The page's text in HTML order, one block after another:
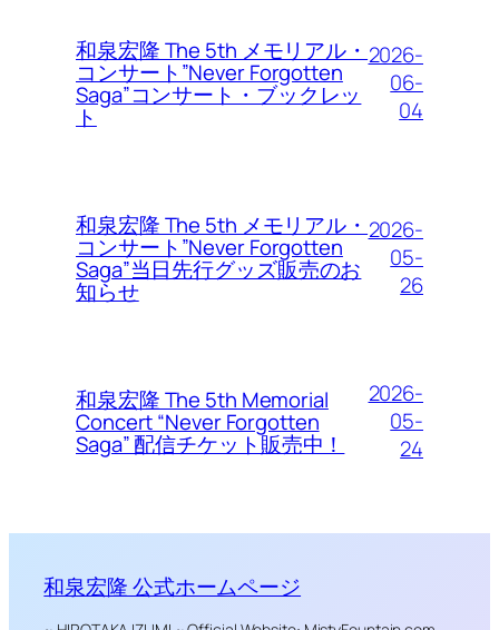
和泉宏隆 The 5th メモリアル・
コンサート”Never Forgotten
Saga”コンサート・ブックレッ
ト
2026-
06-
04
和泉宏隆 The 5th メモリアル・
コンサート”Never Forgotten
Saga”当日先行グッズ販売のお
知らせ
2026-
05-
26
和泉宏隆 The 5th Memorial
Concert “Never Forgotten
Saga” 配信チケット販売中！
2026-
05-
24
和泉宏隆 公式ホームページ